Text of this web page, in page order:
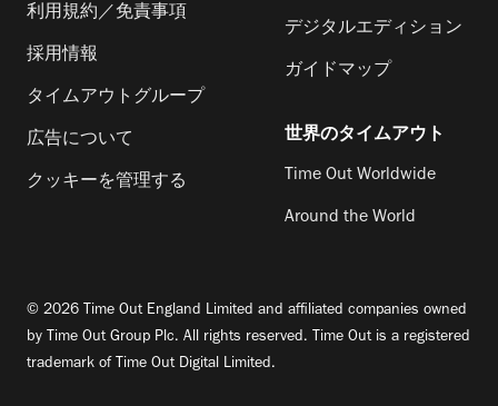
利用規約／免責事項
採用情報
タイムアウトグループ
広告について
クッキーを管理する
デジタルエディション
ガイドマップ
世界のタイムアウト
Time Out Worldwide
Around the World
© 2026 Time Out England Limited and affiliated companies owned
by Time Out Group Plc. All rights reserved. Time Out is a registered
trademark of Time Out Digital Limited.